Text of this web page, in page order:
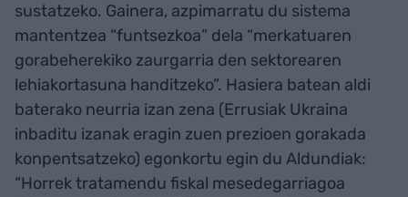
sustatzeko. Gainera, azpimarratu du sistema
mantentzea “funtsezkoa” dela “merkatuaren
gorabeherekiko zaurgarria den sektorearen
lehiakortasuna handitzeko”. Hasiera batean aldi
baterako neurria izan zena (Errusiak Ukraina
inbaditu izanak eragin zuen prezioen gorakada
konpentsatzeko) egonkortu egin du Aldundiak:
“Horrek tratamendu fiskal mesedegarriagoa